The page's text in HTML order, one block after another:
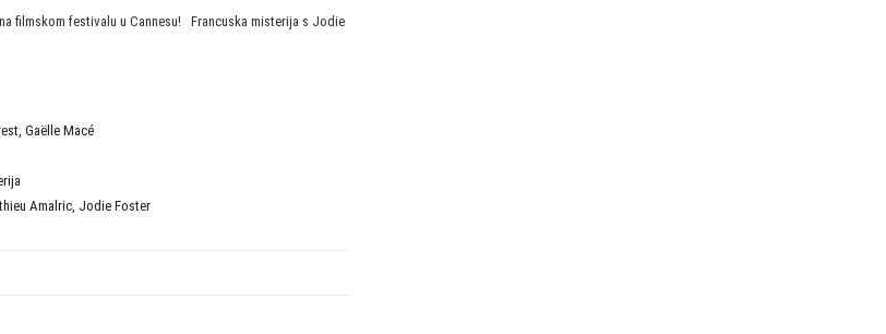
filmskom festivalu u Cannesu! Francuska misterija s Jodie
, Gaëlle Macé
Amalric, Jodie Foster